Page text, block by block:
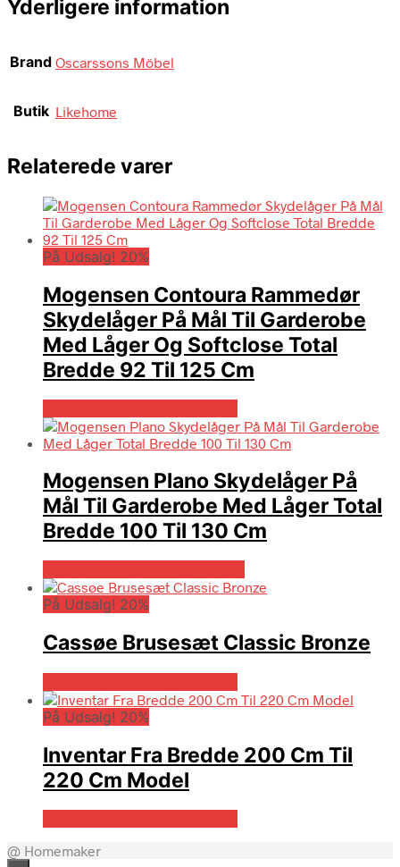
Yderligere information
Brand Oscarssons Möbel
Butik Likehome
Relaterede varer
På Udsalg! 20%
Mogensen Contoura Rammedør
Skydelåger På Mål Til Garderobe
Med Låger Og Softclose Total
Bredde 92 Til 125 Cm
Mogensen Plano Skydelåger På
Mål Til Garderobe Med Låger Total
Bredde 100 Til 130 Cm
På Udsalg! 20%
Cassøe Brusesæt Classic Bronze
På Udsalg! 20%
Inventar Fra Bredde 200 Cm Til
220 Cm Model
@ Homemaker